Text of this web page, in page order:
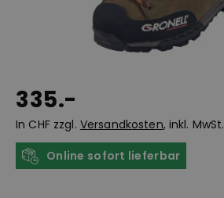
335.-
In CHF zzgl. Versandkosten, inkl. MwSt.
Online sofort lieferbar